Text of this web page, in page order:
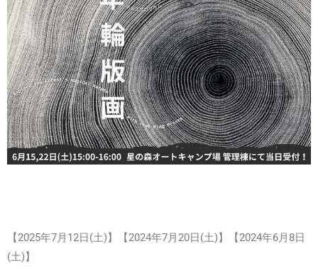
【2025年7月12日(土)】 【2024年7月20日(土)】
【2024年6月8日
(土)】